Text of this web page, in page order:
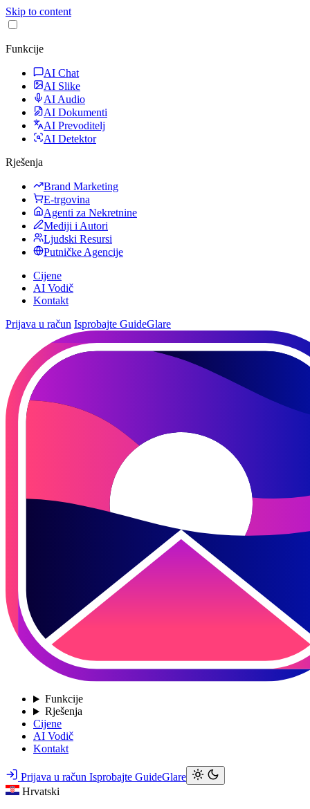
Skip to content
Funkcije
AI Chat
AI Slike
AI Audio
AI Dokumenti
AI Prevoditelj
AI Detektor
Rješenja
Brand Marketing
E-trgovina
Agenti za Nekretnine
Mediji i Autori
Ljudski Resursi
Putničke Agencije
Cijene
AI Vodič
Kontakt
Prijava u račun Isprobajte GuideGlare
Funkcije
Rješenja
Cijene
AI Vodič
Kontakt
Prijava u račun Isprobajte GuideGlare
Hrvatski